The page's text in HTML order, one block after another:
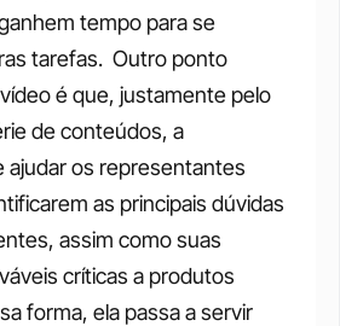
tempo para se
tarefas. Outro ponto
é que, justamente pelo
de conteúdos, a
ajudar os representantes
as principais dúvidas
assim como suas
críticas a produtos
forma, ela passa a servir